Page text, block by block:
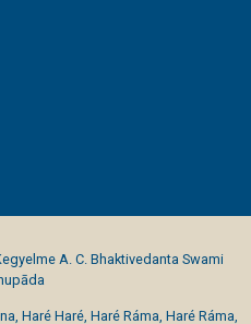
A. C. Bhaktivedanta Swami
Haré Haré, Haré Ráma, Haré Ráma,